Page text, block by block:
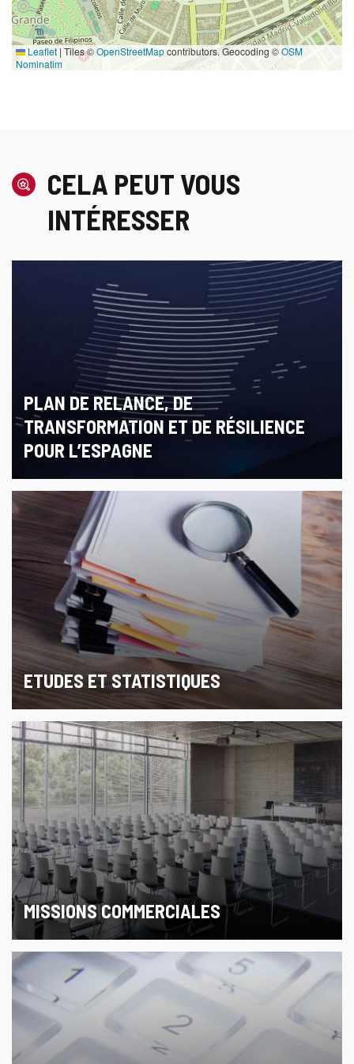
Leaflet | Tiles ©OpenStreetMapcontributors. Geocoding ©OSM
Nominatim
CELA PEUT VOUS
INTÉRESSER
PLAN DE RELANCE, DE
TRANSFORMATION ET DE RÉSILIENCE
POUR L’ESPAGNE
ETUDES ET STATISTIQUES
MISSIONS COMMERCIALES